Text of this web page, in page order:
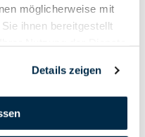
möglicherweise mit
ihnen bereitgestellt
Details zeigen